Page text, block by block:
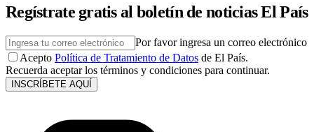
Regístrate gratis al boletín de noticias El País
Por favor ingresa un correo electrónico
Acepto Política de Tratamiento de Datos de El País.
Recuerda aceptar los términos y condiciones para continuar.
INSCRÍBETE AQUÍ